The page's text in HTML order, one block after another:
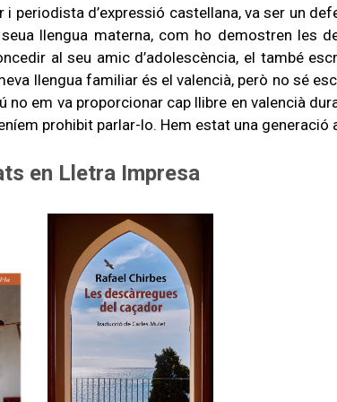
periodista d’expressió castellana, va ser un
llengua materna, com ho demostren les
al seu amic d’adolescència, el també
llengua familiar és el valencià, però no sé
no em va proporcionar cap llibre en valencià
prohibit parlar-lo. Hem estat una generació
en Lletra Impresa